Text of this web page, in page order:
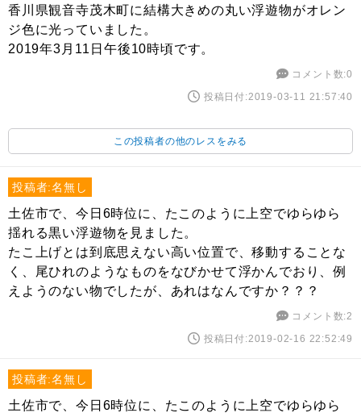
香川県観音寺茂木町に結構大きめの丸い浮遊物がオレン
ジ色に光っていました。
2019年3月11日午後10時頃です。
コメント数:0
投稿日付:2019-03-11 21:57:40
この投稿者の他のレスをみる
投稿者:名無し
土佐市で、今日6時位に、たこのように上空でゆらゆら
揺れる黒い浮遊物を見ました。
たこ上げとは到底思えない高い位置で、移動することな
く、尾ひれのようなものをなびかせて浮かんでおり、例
えようのない物でしたが、あれはなんですか？？？
コメント数:2
投稿日付:2019-02-16 22:52:49
投稿者:名無し
土佐市で、今日6時位に、たこのように上空でゆらゆら